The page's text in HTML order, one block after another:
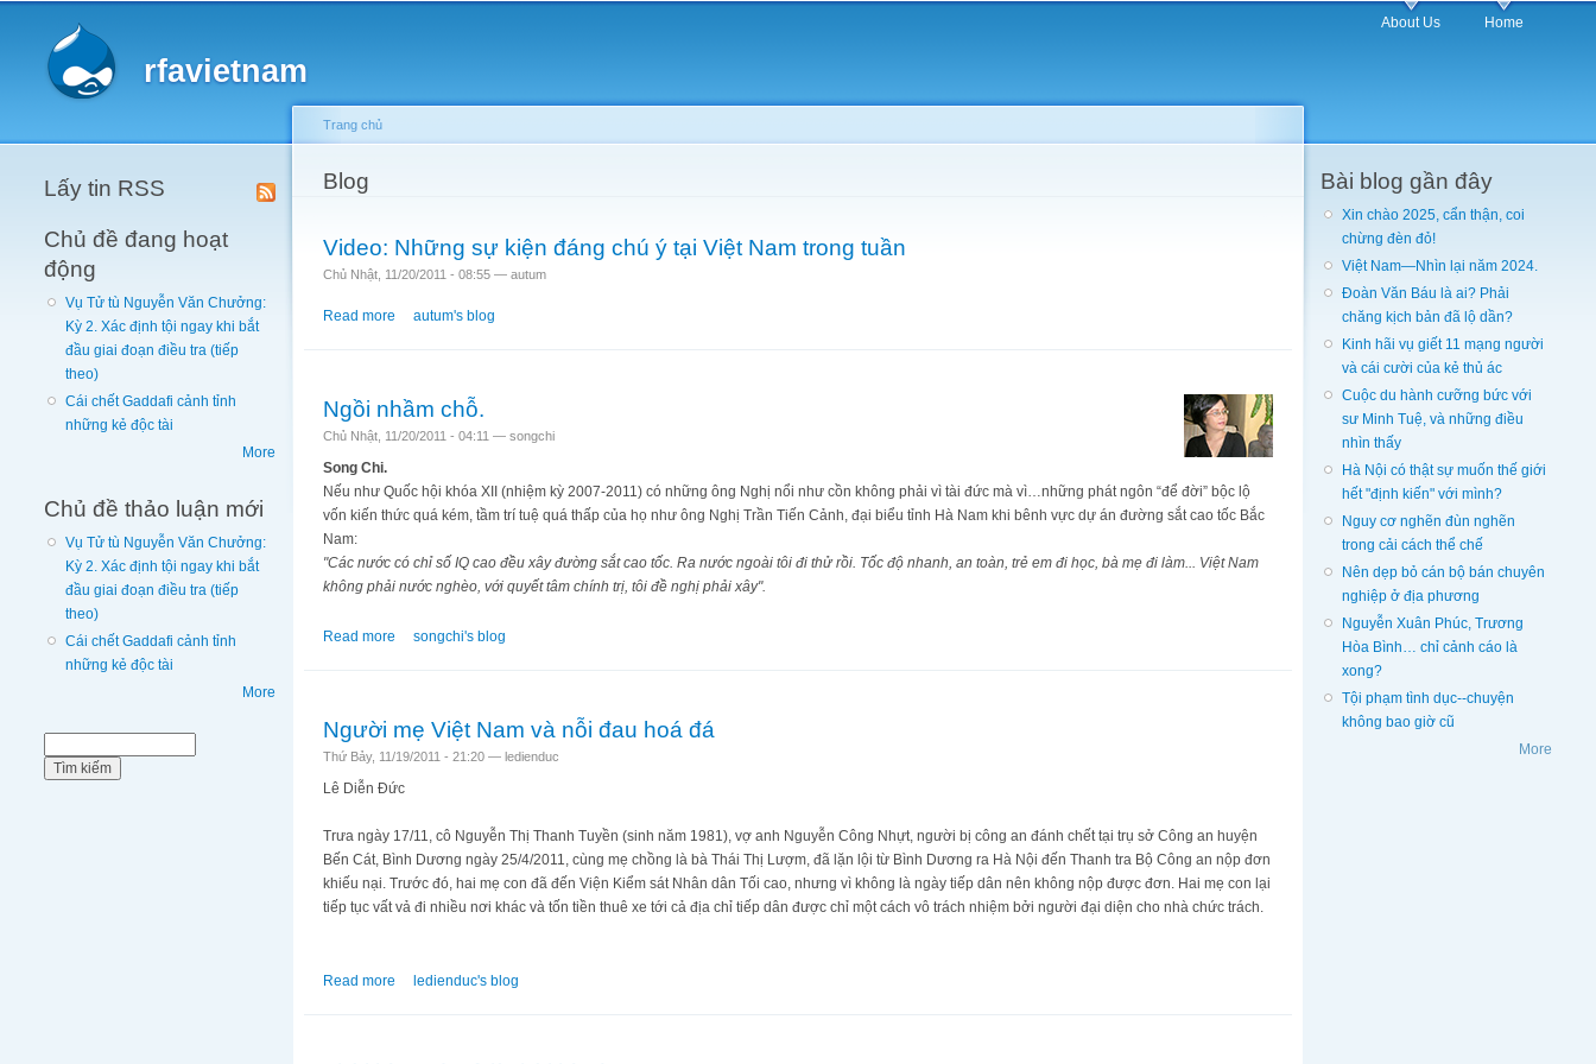
rfavietnam
About Us Home
Lấy tin RSS
Chủ đề đang hoạt
động
Vụ Tử tù Nguyễn Văn Chưởng:
Kỳ 2. Xác định tội ngay khi bắt
đầu giai đoạn điều tra (tiếp
theo)
Cái chết Gaddafi cảnh tỉnh
những kẻ độc tài
More
Chủ đề thảo luận mới
Vụ Tử tù Nguyễn Văn Chưởng:
Kỳ 2. Xác định tội ngay khi bắt
đầu giai đoạn điều tra (tiếp
theo)
Cái chết Gaddafi cảnh tỉnh
những kẻ độc tài
More
You are here
Trang chủ
Blog
Video: Những sự kiện đáng chú ý tại Việt Nam trong tuần
Chủ Nhật, 11/20/2011 - 08:55 — autum
Read more about Video: Những sự kiện đáng chú ý tại Việt Nam trong tuần
autum's blog
Ngồi nhầm chỗ.
Chủ Nhật, 11/20/2011 - 04:11 — songchi
Song Chi.
Nếu như Quốc hội khóa XII (nhiệm kỳ 2007-2011) có những ông Nghị nổi như cồn không phải vì tài đức mà vì…những phát ngôn “để đời” bộc lộ
vốn kiến thức quá kém, tầm trí tuệ quá thấp của họ như ông Nghị Trần Tiến Cảnh, đại biểu tỉnh Hà Nam khi bênh vực dự án đường sắt cao tốc Bắc
Nam:
"Các nước có chỉ số IQ cao đều xây đường sắt cao tốc. Ra nước ngoài tôi đi thử rồi. Tốc độ nhanh, an toàn, trẻ em đi học, bà mẹ đi làm... Việt Nam
không phải nước nghèo, với quyết tâm chính trị, tôi đề nghị phải xây".
Read more about Ngồi nhầm chỗ.
songchi's blog
Người mẹ Việt Nam và nỗi đau hoá đá
Thứ Bảy, 11/19/2011 - 21:20 — ledienduc
Lê Diễn Đức
Trưa ngày 17/11, cô Nguyễn Thị Thanh Tuyền (sinh năm 1981), vợ anh Nguyễn Công Nhựt, người bị công an đánh chết tại trụ sở Công an huyện
Bến Cát, Bình Dương ngày 25/4/2011, cùng mẹ chồng là bà Thái Thị Lượm, đã lặn lội từ Bình Dương ra Hà Nội đến Thanh tra Bộ Công an nộp đơn
khiếu nại. Trước đó, hai mẹ con đã đến Viện Kiểm sát Nhân dân Tối cao, nhưng vì không là ngày tiếp dân nên không nộp được đơn. Hai mẹ con lại
tiếp tục vất vả đi nhiều nơi khác và tốn tiền thuê xe tới cả địa chỉ tiếp dân được chỉ một cách vô trách nhiệm bởi người đại diện cho nhà chức trách.
Read more about Người mẹ Việt Nam và nỗi đau hoá đá
ledienduc's blog
Bài blog gần đây
Xin chào 2025, cẩn thận, coi
chừng đèn đỏ!
Việt Nam—Nhìn lại năm 2024.
Đoàn Văn Báu là ai? Phải
chăng kịch bản đã lộ dần?
Kinh hãi vụ giết 11 mạng người
và cái cười của kẻ thủ ác
Cuộc du hành cưỡng bức với
sư Minh Tuệ, và những điều
nhìn thấy
Hà Nội có thật sự muốn thế giới
hết "định kiến" với mình?
Nguy cơ nghẽn đùn nghẽn
trong cải cách thể chế
Nên dẹp bỏ cán bộ bán chuyên
nghiệp ở địa phương
Nguyễn Xuân Phúc, Trương
Hòa Bình… chỉ cảnh cáo là
xong?
Tội phạm tình dục--chuyện
không bao giờ cũ
More